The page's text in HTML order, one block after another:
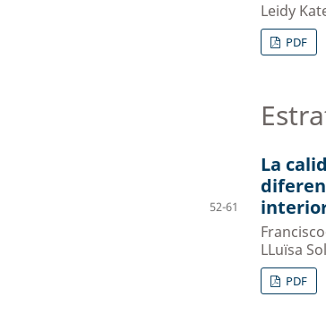
Leidy
PDF
La
LLuïsa
52-61
PDF